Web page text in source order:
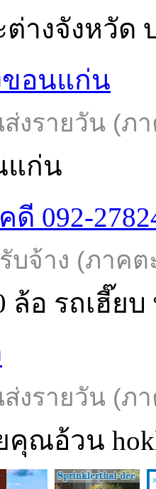
างจังหวัด
ขอนแก่น
งรายวัน (ภ
แก่น
ดี 092-
บจ้าง (ภาคต
ล้อ รถเฮี๊ยบ
งรายวัน (ภ
คุณอ้วน